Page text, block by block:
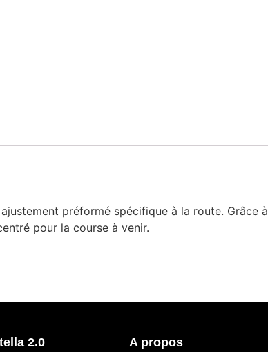
préformé spécifique à la route. Grâce
pour la course à venir.
2.0
A propos